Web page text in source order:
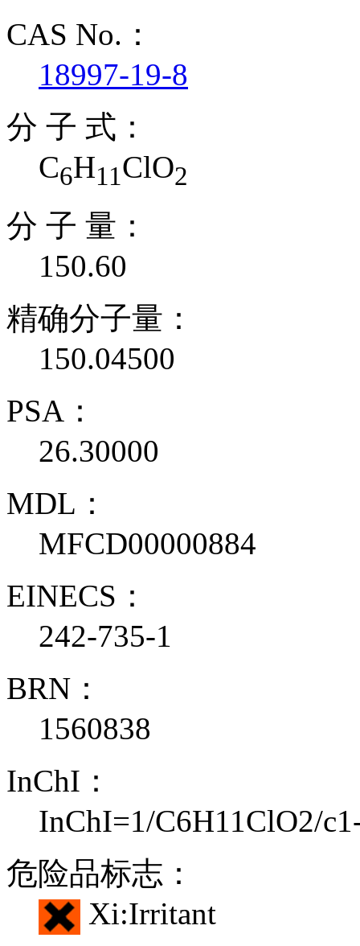
CAS No.：
18997-19-8
分 子 式：
C6H11ClO2
分 子 量：
150.60
精确分子量：
150.04500
PSA：
26.30000
MDL：
MFCD00000884
EINECS：
242-735-1
BRN：
1560838
InChI：
InChI=1/C6H11ClO2/
危险品标志：
Xi:Irritant